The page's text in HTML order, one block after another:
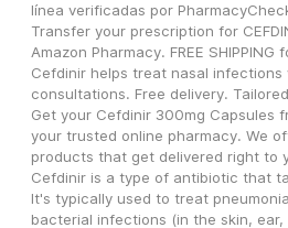
línea verificadas por
Transfer your prescription for
Amazon Pharmacy. FREE SHIPPING
Cefdinir helps treat nasal infections
consultations. Free delivery.
Get your Cefdinir 300mg Capsules
your trusted online pharmacy. We
products that get delivered right to
Cefdinir is a type of antibiotic that
It's typically used to treat
bacterial infections (in the skin, ear,